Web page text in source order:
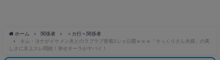
ホーム 関係者
＜カ行＞関係者
キム・ヨナがイケメン夫とのラブラブ密着2ショ公開ｗｗｗ「そっくりさん夫婦」の美
しさに氷上スレ悶絶！幸せオーラがヤバイ！